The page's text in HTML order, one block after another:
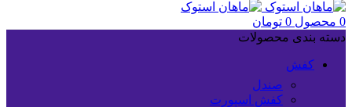
0 محصول 0 تومان
دسته بندی محصولات
کفش
صندل
کفش اسپورت